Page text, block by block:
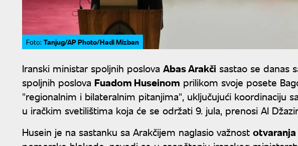
Foto: Tanjug/AP Photo/Hadi Mizban
Iranski ministar spoljnih poslova Abas Arakči sastao se danas
spoljnih poslova Fuadom Huseinom prilikom svoje posete
"regionalnim i bilateralnim pitanjima", uključujući koordinaciju
u iračkim svetilištima koja će se održati 9. jula, prenosi Al
Husein je na sastanku sa Arakčijem naglasio važnost